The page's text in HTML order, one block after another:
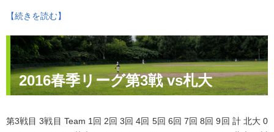
【続きを読む】
2016春季リーグ第3戦 vs札大
第3戦目 3戦目 Team 1回 2回 3回 4回 5回 6回 7回 8回 9回 計 北大 0